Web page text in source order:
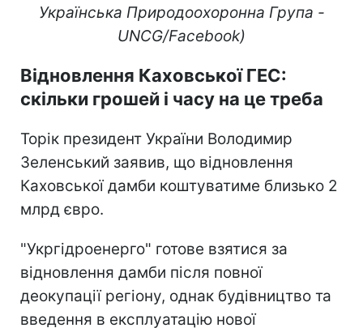
Українська Природоохоронна Група -
UNCG/Facebook)
Відновлення Каховської ГЕС:
скільки грошей і часу на це треба
Торік президент України Володимир
Зеленський заявив, що відновлення
Каховської дамби коштуватиме близько 2
млрд євро.
"Укргідроенерго" готове взятися за
відновлення дамби після повної
деокупації регіону, однак будівництво та
введення в експлуатацію нової